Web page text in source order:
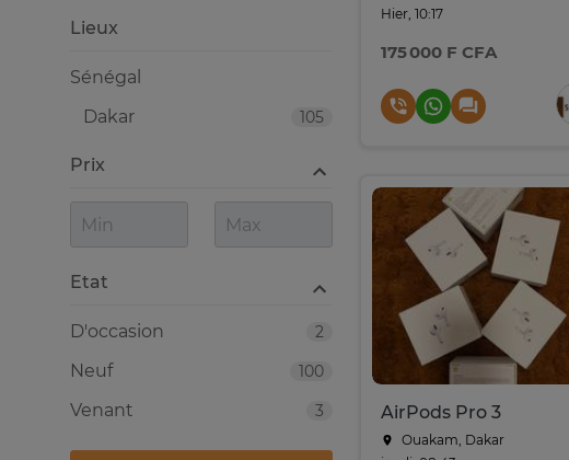
Hier, 10:17
175 000 F CFA
AirPods Pro 3
Ouakam, Dakar
Lieux
Sénégal
105
Dakar
Prix
Etat
2
D'occasion
100
Neuf
3
Venant